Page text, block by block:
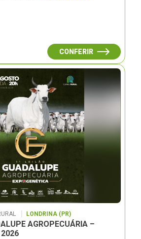
CONFERIR
LONDRINA (PR)
AGROPECUÁRIA –
2026